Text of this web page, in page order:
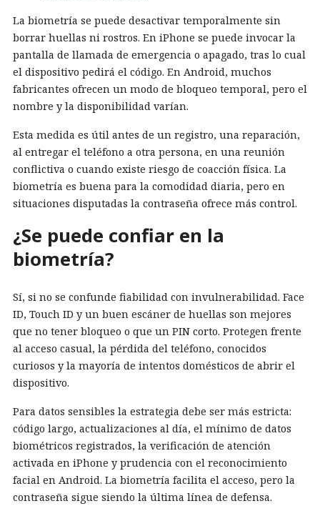
La biometría se puede desactivar temporalmente sin
borrar huellas ni rostros. En iPhone se puede invocar la
pantalla de llamada de emergencia o apagado, tras lo cual
el dispositivo pedirá el código. En Android, muchos
fabricantes ofrecen un modo de bloqueo temporal, pero el
nombre y la disponibilidad varían.
Esta medida es útil antes de un registro, una reparación,
al entregar el teléfono a otra persona, en una reunión
conflictiva o cuando existe riesgo de coacción física. La
biometría es buena para la comodidad diaria, pero en
situaciones disputadas la contraseña ofrece más control.
¿Se puede confiar en la
biometría?
Sí, si no se confunde fiabilidad con invulnerabilidad. Face
ID, Touch ID y un buen escáner de huellas son mejores
que no tener bloqueo o que un PIN corto. Protegen frente
al acceso casual, la pérdida del teléfono, conocidos
curiosos y la mayoría de intentos domésticos de abrir el
dispositivo.
Para datos sensibles la estrategia debe ser más estricta:
código largo, actualizaciones al día, el mínimo de datos
biométricos registrados, la verificación de atención
activada en iPhone y prudencia con el reconocimiento
facial en Android. La biometría facilita el acceso, pero la
contraseña sigue siendo la última línea de defensa.